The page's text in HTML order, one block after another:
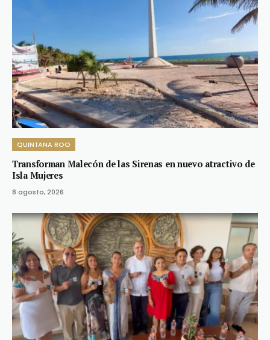
QUINTANA ROO
Transforman Malecón de las Sirenas en nuevo atractivo de
Isla Mujeres
8 agosto, 2026